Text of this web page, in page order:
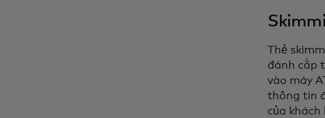
Thẻ
đánh cắp
vào máy
thông tin
của khách